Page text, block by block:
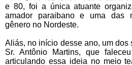
e 80, foi a única atuante
amador paraibano e uma das
gênero no Nordeste.
Aliás, no início desse ano, um dos
Sr. Antônio Martins, que
articulando essa ideia no meio